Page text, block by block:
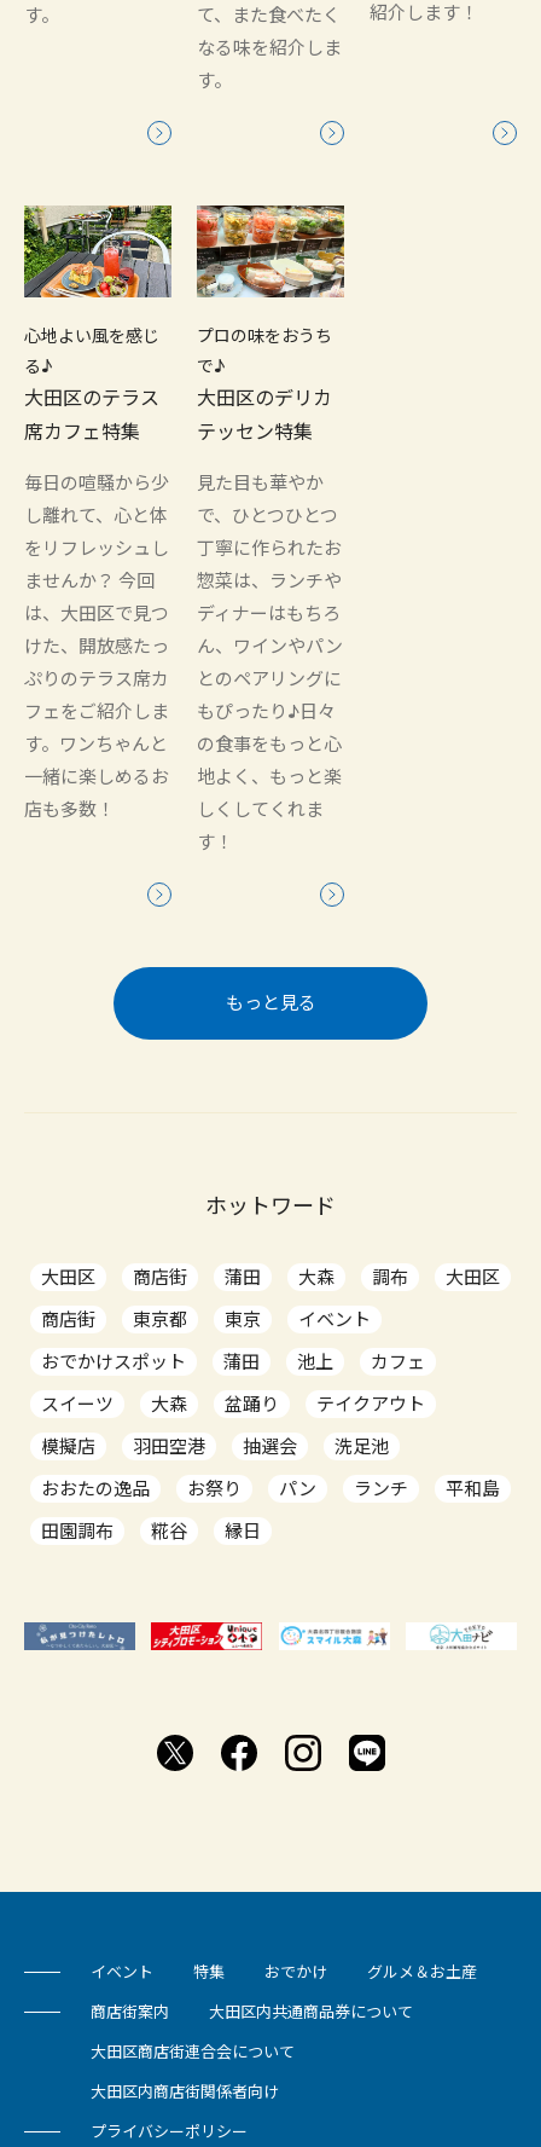
す。
て、また食べたく
なる味を紹介しま
す。
紹介します！
心地よい風を感じ
る♪
大田区のテラス
席カフェ特集
毎日の喧騒から少
し離れて、心と体
をリフレッシュし
ませんか？ 今回
は、大田区で見つ
けた、開放感たっ
ぷりのテラス席カ
フェをご紹介しま
す。ワンちゃんと
一緒に楽しめるお
店も多数！
プロの味をおうち
で♪
大田区のデリカ
テッセン特集
見た目も華やか
で、ひとつひとつ
丁寧に作られたお
惣菜は、ランチや
ディナーはもちろ
ん、ワインやパン
とのペアリングに
もぴったり♪日々
の食事をもっと心
地よく、もっと楽
しくしてくれま
す！
もっと見る
ホットワード
大田区 商店街 蒲田 大森 調布
大田区
商店街
東京都 東京
イベント
おでかけスポット
蒲田 池上
カフェ
スイーツ
大森 盆踊り
テイクアウト
模擬店
羽田空港 抽選会
洗足池
おおたの逸品
お祭り パン ランチ
平和島
田園調布
糀谷 縁日
イベント 特集 おでかけ グルメ＆お土産
商店街案内 大田区内共通商品券について
大田区商店街連合会について
大田区内商店街関係者向け
プライバシーポリシー